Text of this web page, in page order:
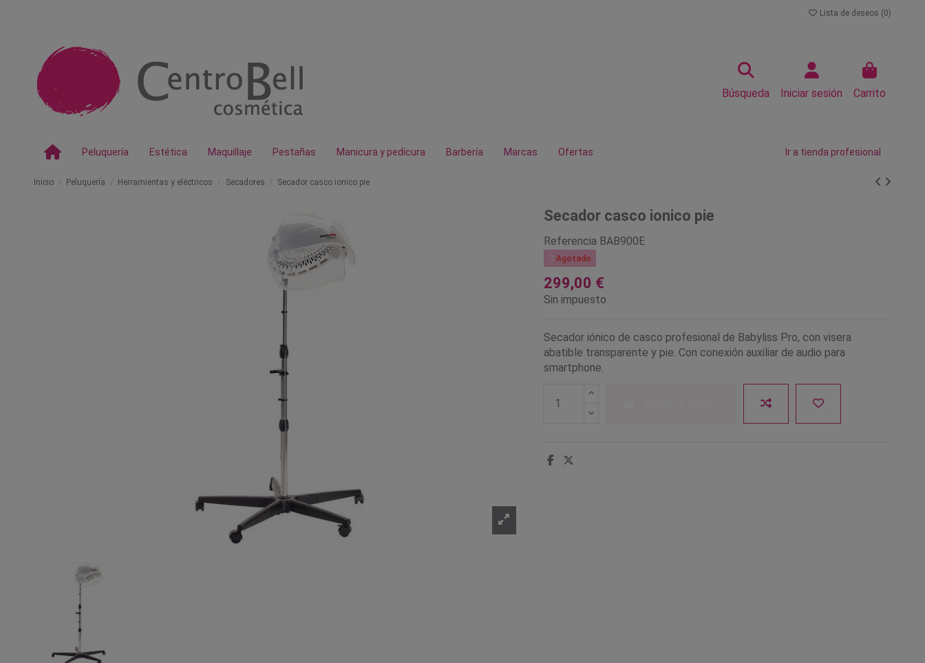
Lista de deseos (0)
Búsqueda Iniciar sesión Carrito
Peluquería Estética Maquillaje Pestañas Manicura y pedicura Barbería Marcas Ofertas Ir a tienda profesional
Inicio Peluquería Herramientas y eléctricos Secadores Secador casco ionico pie
Secador casco ionico pie
Referencia BAB900E
Agotado
299,00 €
Sin impuesto
Secador iónico de casco profesional de Babyliss Pro, con visera
abatible transparente y pie. Con conexión auxiliar de audio para
smartphone.